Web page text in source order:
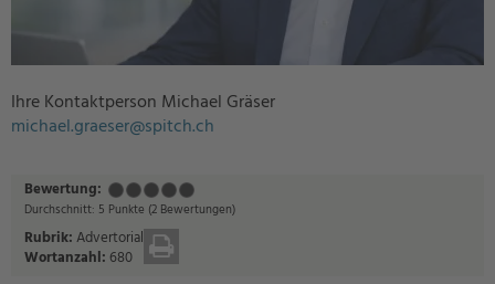
Ihre Kontaktperson Michael Gräser
michael.graeser@spitch.ch
Bewertung:
Mangelhaft
(1
Punkt)
Ausreichend
(2
Punkte)
Befriedigend
(3
Punkte)
Gut
(4
Punkte)
gut
(5
Durchschnitt: 5 Punkte (2 Bewertungen)
Rubrik:Advertorial
Wortanzahl: 680